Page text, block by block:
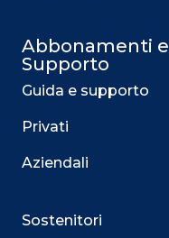
Abbonamenti e
Supporto
Guida e supporto
Privati
Aziendali
Sostenitori